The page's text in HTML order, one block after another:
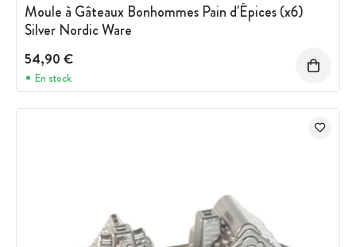
Moule à Gâteaux Bonhommes Pain d'Épices (x6)
Silver Nordic Ware
54,90 €
En stock